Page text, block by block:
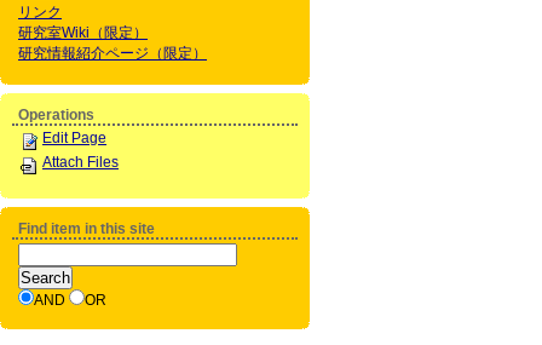
リンク
研究室Wiki（限定）
研究情報紹介ページ（限定）
Operations
Edit Page
Attach Files
Find item in this site
AND OR